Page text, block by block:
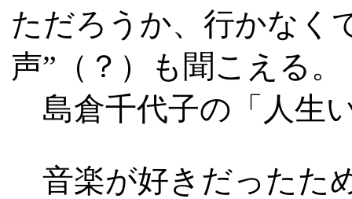
ただろうか、行かなく
声”（？）も聞こえる。
島倉千代子の「人生
音楽が好きだったた